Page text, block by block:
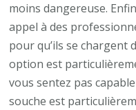
moins dangereuse.
appel à des
pour qu’ils se chargent
option est
vous sentez pas
souche est